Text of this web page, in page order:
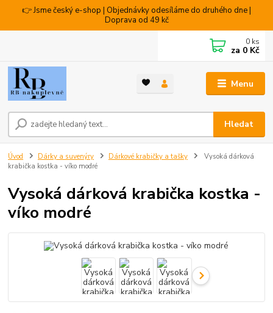
👉 Jsme český e-shop | Objednávky odesíláme do druhého dne |
Doprava od 49 kč
Menu
Hledat
0 ks
za 0 Kč
Úvod Dárky a suvenýry Dárkové krabičky a tašky
Vysoká dárková
krabička kostka - víko modré
Vysoká dárková krabička kostka -
víko modré